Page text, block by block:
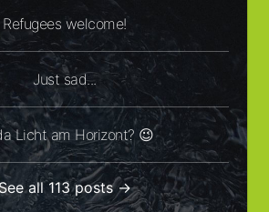
Refugees welcome!
Just sad...
Licht am Horizont? 😉
all 113 posts →